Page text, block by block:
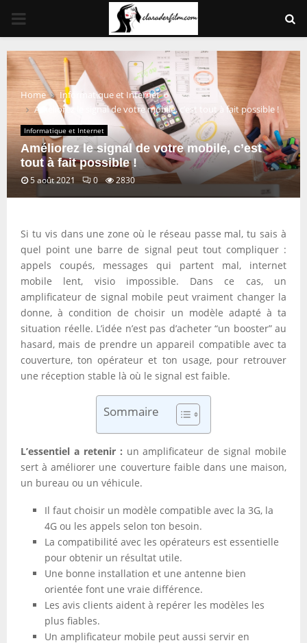
PRIMARY
MENU
Home
Informatique et Internet
Améliorez le signal de votre mobile, c’est tout à fait possible !
Informatique et Internet
Améliorez le signal de votre mobile, c’est
tout à fait possible !
5 août 2021 0 2830
Si tu vis dans une zone où le réseau passe mal, tu sais à
quel point une barre de signal peut tout compliquer :
appels coupés, messages qui partent mal, internet
mobile lent, visio impossible. Dans ce cas, un
amplificateur de signal mobile peut vraiment changer la
donne, à condition de choisir un modèle adapté à ta
situation réelle. L’idée n’est pas d’acheter “un booster” au
hasard, mais de prendre un appareil compatible avec ta
couverture, ton opérateur et ton usage, pour retrouver
une réception stable là où le signal est faible.
Sommaire
L’essentiel a retenir : un amplificateur de signal mobile
sert à améliorer une couverture faible dans une maison,
un bureau ou un véhicule.
Il faut choisir un modèle compatible avec la 3G, la
4G ou les appels selon ton besoin.
La compatibilité avec les opérateurs est essentielle
pour obtenir un résultat utile.
Une bonne installation et une antenne bien
orientée font une vraie différence.
Les avis clients aident à repérer les modèles les
plus fiables.
Un amplificateur mobile peut aussi servir en